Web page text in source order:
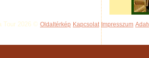
Tour 2026 © Oldaltérkép Kapcsolat Impresszum